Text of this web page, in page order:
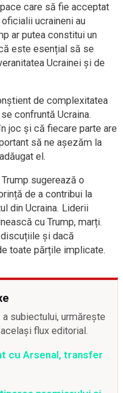
care să fie acceptat
ucraineni au
ar putea constitui un
este esențial să se
Ucrainei și de
de complexitatea
confruntă Ucraina.
joc și că fiecare parte are
să ne așezăm la
el.
sugerează o
de a contribui la
din Ucraina. Liderii
cu Trump, marți.
și dacă
toate părțile implicate.
subiectului, urmărește
flux editorial.
cu Arsenal, transfer